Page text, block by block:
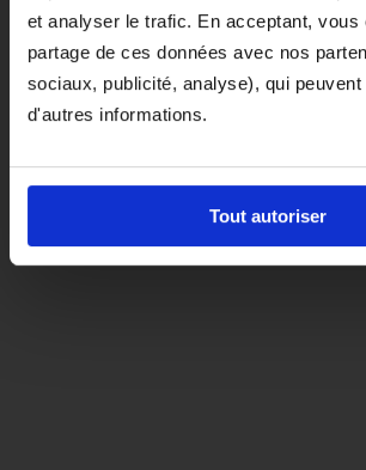
et analyser le trafic. En acceptant, vous
partage de ces données avec nos
sociaux, publicité, analyse), qui
d'autres informations.
Tout autoriser
D'ici là, si vous souhaitez le
orientez-vous vers la matière